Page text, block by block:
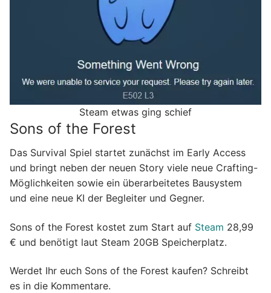
Steam etwas ging schief
Sons of the Forest
Das Survival Spiel startet zunächst im Early Access
und bringt neben der neuen Story viele neue Crafting-
Möglichkeiten sowie ein überarbeitetes Bausystem
und eine neue KI der Begleiter und Gegner.
Sons of the Forest kostet zum Start auf Steam 28,99
€ und benötigt laut Steam 20GB Speicherplatz.
Werdet Ihr euch Sons of the Forest kaufen? Schreibt
es in die Kommentare.